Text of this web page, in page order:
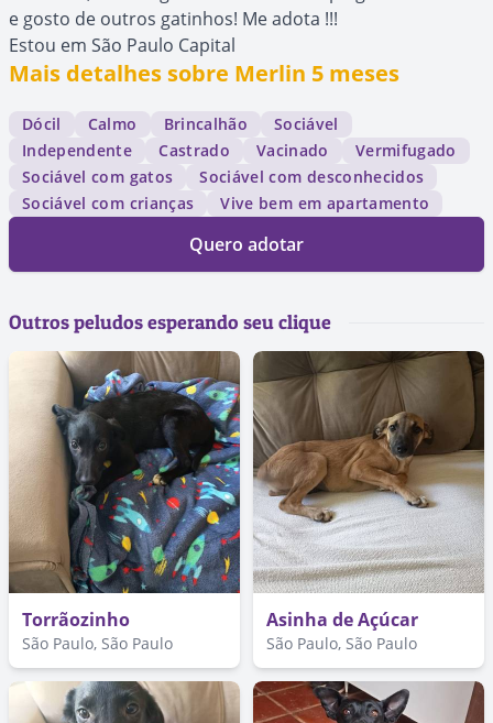
e gosto de outros gatinhos! Me adota !!!
Estou em São Paulo Capital
Mais detalhes sobre Merlin 5 meses
Dócil Calmo Brincalhão
Sociável
Independente
Castrado Vacinado
Vermifugado
Sociável com gatos
Sociável com desconhecidos
Sociável com crianças
Vive bem em apartamento
Quero adotar
Outros peludos esperando seu clique
Torrãozinho
São Paulo, São Paulo
Asinha de Açúcar
São Paulo, São Paulo